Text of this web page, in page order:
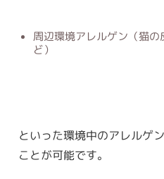
周辺環境アレルゲン（猫
ど）
といった環境中のアレルゲ
ことが可能です。